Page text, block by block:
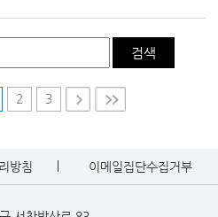
검색
2
3
방침 이메일집단수집거부